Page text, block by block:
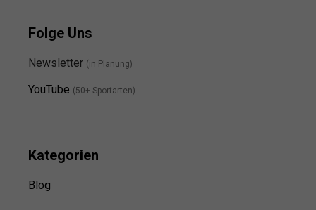
Folge Uns
Newsletter (in Planung)
YouTube (50+ Sportarten)
Kategorien
Blog